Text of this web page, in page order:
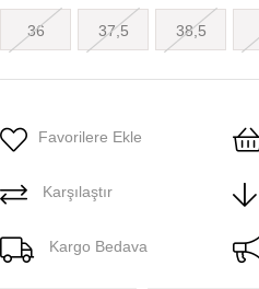
36 37,5 38,5
Favorilere Ekle
Karşılaştır
Kargo Bedava